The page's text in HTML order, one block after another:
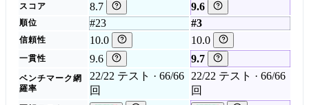
スコア 8.7 9.6
順位 #23 #3
信頼性 10.0 10.0
一貫性 9.6 9.7
ベンチマーク網
羅率
22/22 テスト · 66/66
回
22/22 テスト · 66/66
回